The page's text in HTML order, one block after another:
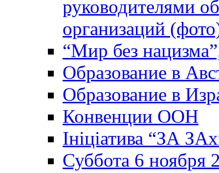
руководителями
организаций
“Мир без
Образование в
Образование в
Конвенции ООН
Ініціатива “ЗА
Суббота 6 ноября